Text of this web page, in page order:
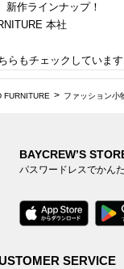
新作ラインナップ！
本社
らもチェックしています
FURNITURE ファッション小
BAYCREW’S
パスワードレスでかん
SERVICE